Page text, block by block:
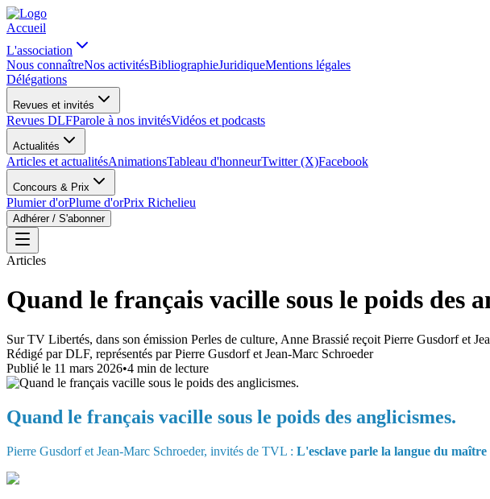
Accueil
L'association
Nous connaîtreNos activitésBibliographieJuridiqueMentions légales
Délégations
Revues et invités
Revues DLFParole à nos invitésVidéos et podcasts
Actualités
Articles et actualitésAnimationsTableau d'honneurTwitter (X)Facebook
Concours & Prix
Plumier d'orPlume d'orPrix Richelieu
Adhérer / S'abonner
Articles
Quand le français vacille sous le poids des
Sur TV Libertés, dans son émission Perles de culture, Anne Brassié reçoit Pierre Gusdorf et
Rédigé parDLF, représentés par Pierre Gusdorf et Jean-Marc Schroeder
Publié le 11 mars 2026•4 min de lecture
Quand le français vacille sous le poids des anglicismes.
Pierre Gusdorf et Jean-Marc Schroeder, invités de TVL : L'esclave parle la langue du